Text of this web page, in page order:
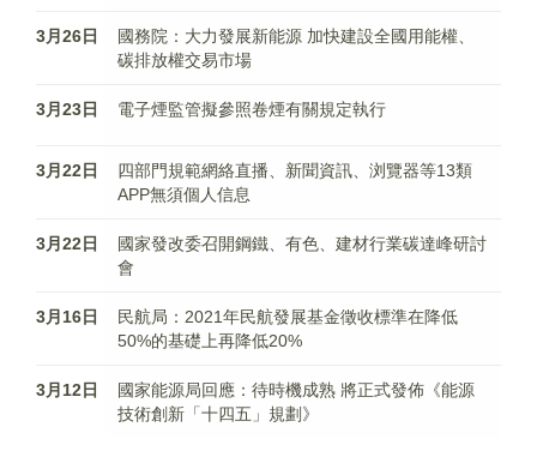
3月26日
國務院：大力發展新能源 加快建設全國用能權、
碳排放權交易市場
3月23日 電子煙監管擬參照卷煙有關規定執行
3月22日
四部門規範網絡直播、新聞資訊、浏覽器等13類
APP無須個人信息
3月22日
國家發改委召開鋼鐵、有色、建材行業碳達峰研討
會
3月16日
民航局：2021年民航發展基金徵收標準在降低
50%的基礎上再降低20%
3月12日
國家能源局回應：待時機成熟 將正式發佈《能源
技術創新「十四五」規劃》